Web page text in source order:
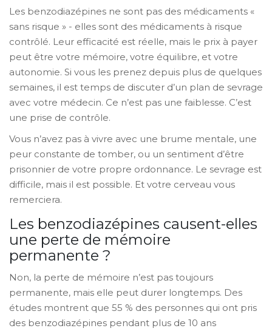
Les benzodiazépines ne sont pas des médicaments «
sans risque » - elles sont des médicaments à risque
contrôlé. Leur efficacité est réelle, mais le prix à payer
peut être votre mémoire, votre équilibre, et votre
autonomie. Si vous les prenez depuis plus de quelques
semaines, il est temps de discuter d’un plan de sevrage
avec votre médecin. Ce n’est pas une faiblesse. C’est
une prise de contrôle.
Vous n’avez pas à vivre avec une brume mentale, une
peur constante de tomber, ou un sentiment d’être
prisonnier de votre propre ordonnance. Le sevrage est
difficile, mais il est possible. Et votre cerveau vous
remerciera.
Les benzodiazépines causent-elles
une perte de mémoire
permanente ?
Non, la perte de mémoire n’est pas toujours
permanente, mais elle peut durer longtemps. Des
études montrent que 55 % des personnes qui ont pris
des benzodiazépines pendant plus de 10 ans